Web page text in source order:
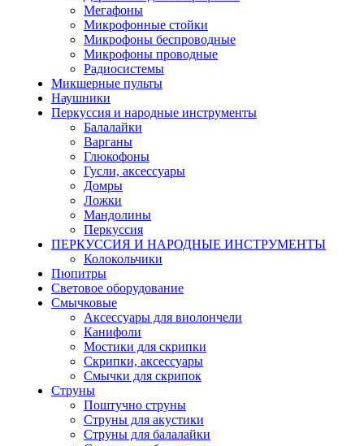
Мегафоны
Микрофонные стойки
Микрофоны беспроводные
Микрофоны проводные
Радиосистемы
Микшерные пульты
Наушники
Перкуссия и народные инструменты
Балалайки
Варганы
Глюкофоны
Гусли, аксессуары
Домры
Ложки
Мандолины
Перкуссия
ПЕРКУССИЯ И НАРОДНЫЕ ИНСТРУМЕНТЫ
Колокольчики
Пюпитры
Световое оборудование
Смычковые
Аксессуары для виолончели
Канифоли
Мостики для скрипки
Скрипки, аксессуары
Смычки для скрипок
Струны
Поштучно струны
Струны для акустики
Струны для балалайки